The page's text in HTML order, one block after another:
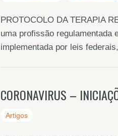
PROTOCOLO DA TERAPIA
uma profissão regulamentada
implementada por leis
CORONAVIRUS –
Artigos